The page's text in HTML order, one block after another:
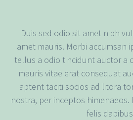
Duis sed odio sit amet nibh
amet mauris. Morbi accumsan
tellus a odio tincidunt auctor a
mauris vitae erat consequat
aptent taciti socios ad litora
nostra, per inceptos himenaeos.
felis